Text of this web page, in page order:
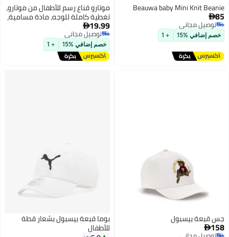
Beauwa baby Mini Knit Beanie
85
توصيل مجاني
توصيل مجاني
خصم إضافي %15 + 1
موتارو قناع رسم للأطفال من موتارو،
تغطية كاملة للوجه، مادة مسامية،
حزام قابل للتعديل ME136-4
19.99
توصيل مجاني
توصيل مجاني
خصم إضافي %15 + 1
جس قبعة بيسبول
158
بوما قبعة بيسبول بشعار قطة
للأطفال